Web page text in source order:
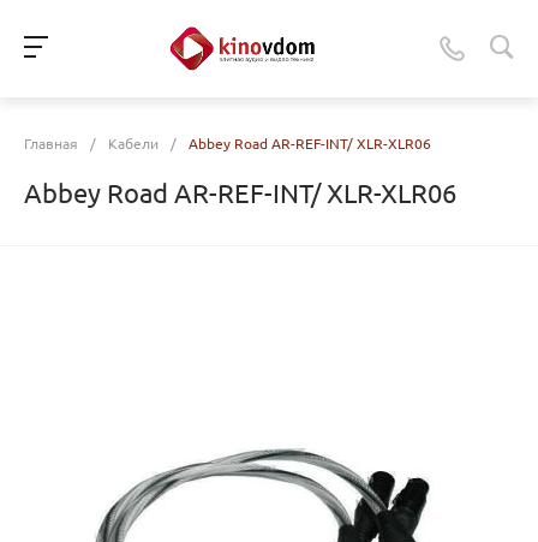
Главная / Кабели / Abbey Road AR-REF-INT/ XLR-XLR06
Abbey Road AR-REF-INT/ XLR-XLR06